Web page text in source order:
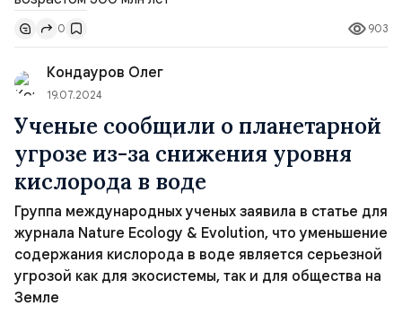
лет назад в древнем океане, где одна литосферная
плита погружалась под другую. Древняя океаническая
кора включала офиолиты, такие как базальты,
перидотиты и габбро...
0 903
Кондауров Олег
19.07.2024
Ученые сообщили о планетарной
угрозе из-за снижения уровня
кислорода в воде
Группа международных ученых заявила в статье для
журнала Nature Ecology & Evolution, что уменьшение
содержания кислорода в воде является серьезной
угрозой как для экосистемы, так и для общества на
Земле